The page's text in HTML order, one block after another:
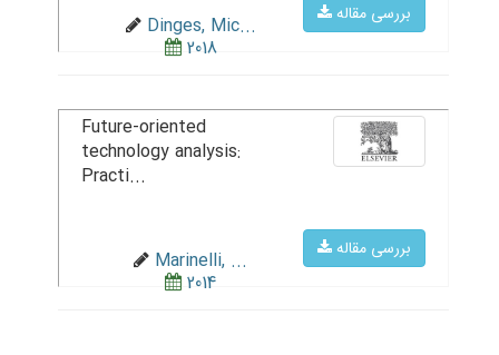
بررسی مقاله
Dinges, Mic...
2018
بررسی مقاله
Future-oriented
technology analysis:
Practi...
Marinelli, ...
2014